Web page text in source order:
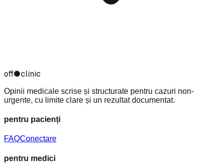
off●clinic
Opinii medicale scrise și structurate pentru cazuri non-
urgente, cu limite clare și un rezultat documentat.
pentru pacienți
FAQConectare
pentru medici